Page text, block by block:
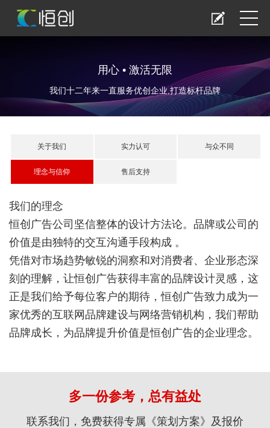
用心 • 激活无限
我们十二年来一直服务优创企业,打造标杆品牌
关于我们 实力认可 与众不同
理念与信仰 售后支持
我们的理念
恒创广告公司坚信整体的设计方法论。品牌或公司的
价值是由独特的交互沟通手段构成 。
凭借对市场趋势敏锐的洞察和对消费者、企业形态深
刻的理解，让恒创广告获得丰富的品牌设计灵感，这
正是我们给予每位客户的期待，恒创广告致力成为一
家优秀的互联网品牌建设与网络营销机构，我们帮助
品牌成长，为品牌提升价值是恒创广告的企业理念。
多一份参考，总有益处
联系我们，免费获得专属《策划方案》及报价